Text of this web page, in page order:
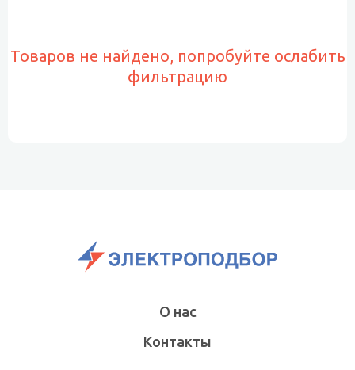
Товаров не найдено, попробуйте ослабить
фильтрацию
О нас
Контакты